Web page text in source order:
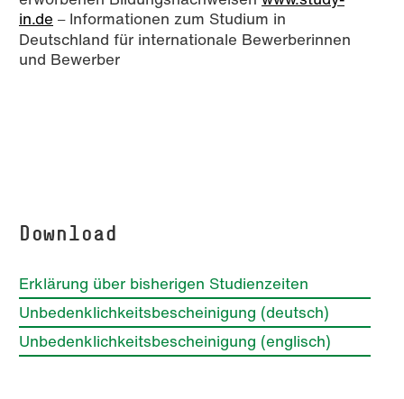
in.de –Informationen zum Studium in
Deutschland für internationale Bewerberinnen
und Bewerber
Download
Erklärung über bisherigen Studienzeiten
Unbedenklichkeitsbescheinigung (deutsch)
Unbedenklichkeitsbescheinigung (englisch)